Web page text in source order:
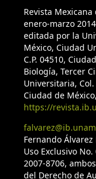
la Cantera Oriente,
Ciencias,
México.
Maceda, R., Tavera,
cianoprocariontes
la Cantera Oriente,
327–336.
Martell-Ortiz, C. I.
fitoplancton del
(Tesis). Facultad
Revista
enero-marzo
editada por la
México, Ciudad
C.P. 04510,
Biología, Tercer
Universitaria, Col.
Ciudad de
https://
Fernando
Uso Exclusivo
2007-8706,
del Derecho de